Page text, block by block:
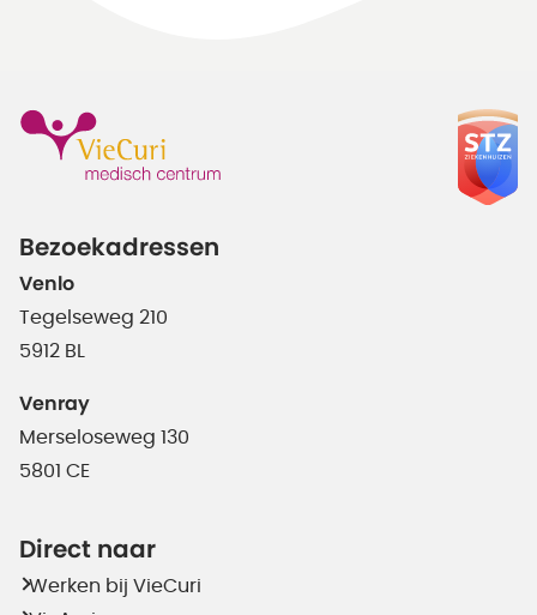
Bezoekadressen
Venlo
Tegelseweg 210
5912 BL
Venray
Merseloseweg 130
5801 CE
Direct naar
Werken bij VieCuri